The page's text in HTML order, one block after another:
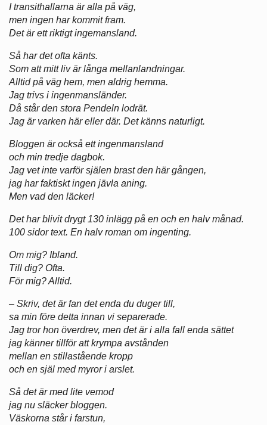
I transithallarna är alla på väg,
men ingen har kommit fram.
Det är ett riktigt ingemansland.
Så har det ofta känts.
Som att mitt liv är långa mellanlandningar.
Alltid på väg hem, men aldrig hemma.
Jag trivs i ingenmansländer.
Då står den stora Pendeln lodrät.
Jag är varken här eller där. Det känns naturligt.
Bloggen är också ett ingenmansland
och min tredje dagbok.
Jag vet inte varför själen brast den här gången,
jag har faktiskt ingen jävla aning.
Men vad den läcker!
Det har blivit drygt 130 inlägg på en och en halv månad.
100 sidor text. En halv roman om ingenting.
Om mig? Ibland.
Till dig? Ofta.
För mig? Alltid.
– Skriv, det är fan det enda du duger till,
sa min före detta innan vi separerade.
Jag tror hon överdrev, men det är i alla fall enda sättet
jag känner tillför att krympa avstånden
mellan en stillastående kropp
och en själ med myror i arslet.
Så det är med lite vemod
jag nu släcker bloggen.
Väskorna står i farstun,